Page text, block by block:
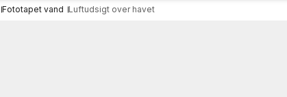
Fototapet vand Luftudsigt over havet